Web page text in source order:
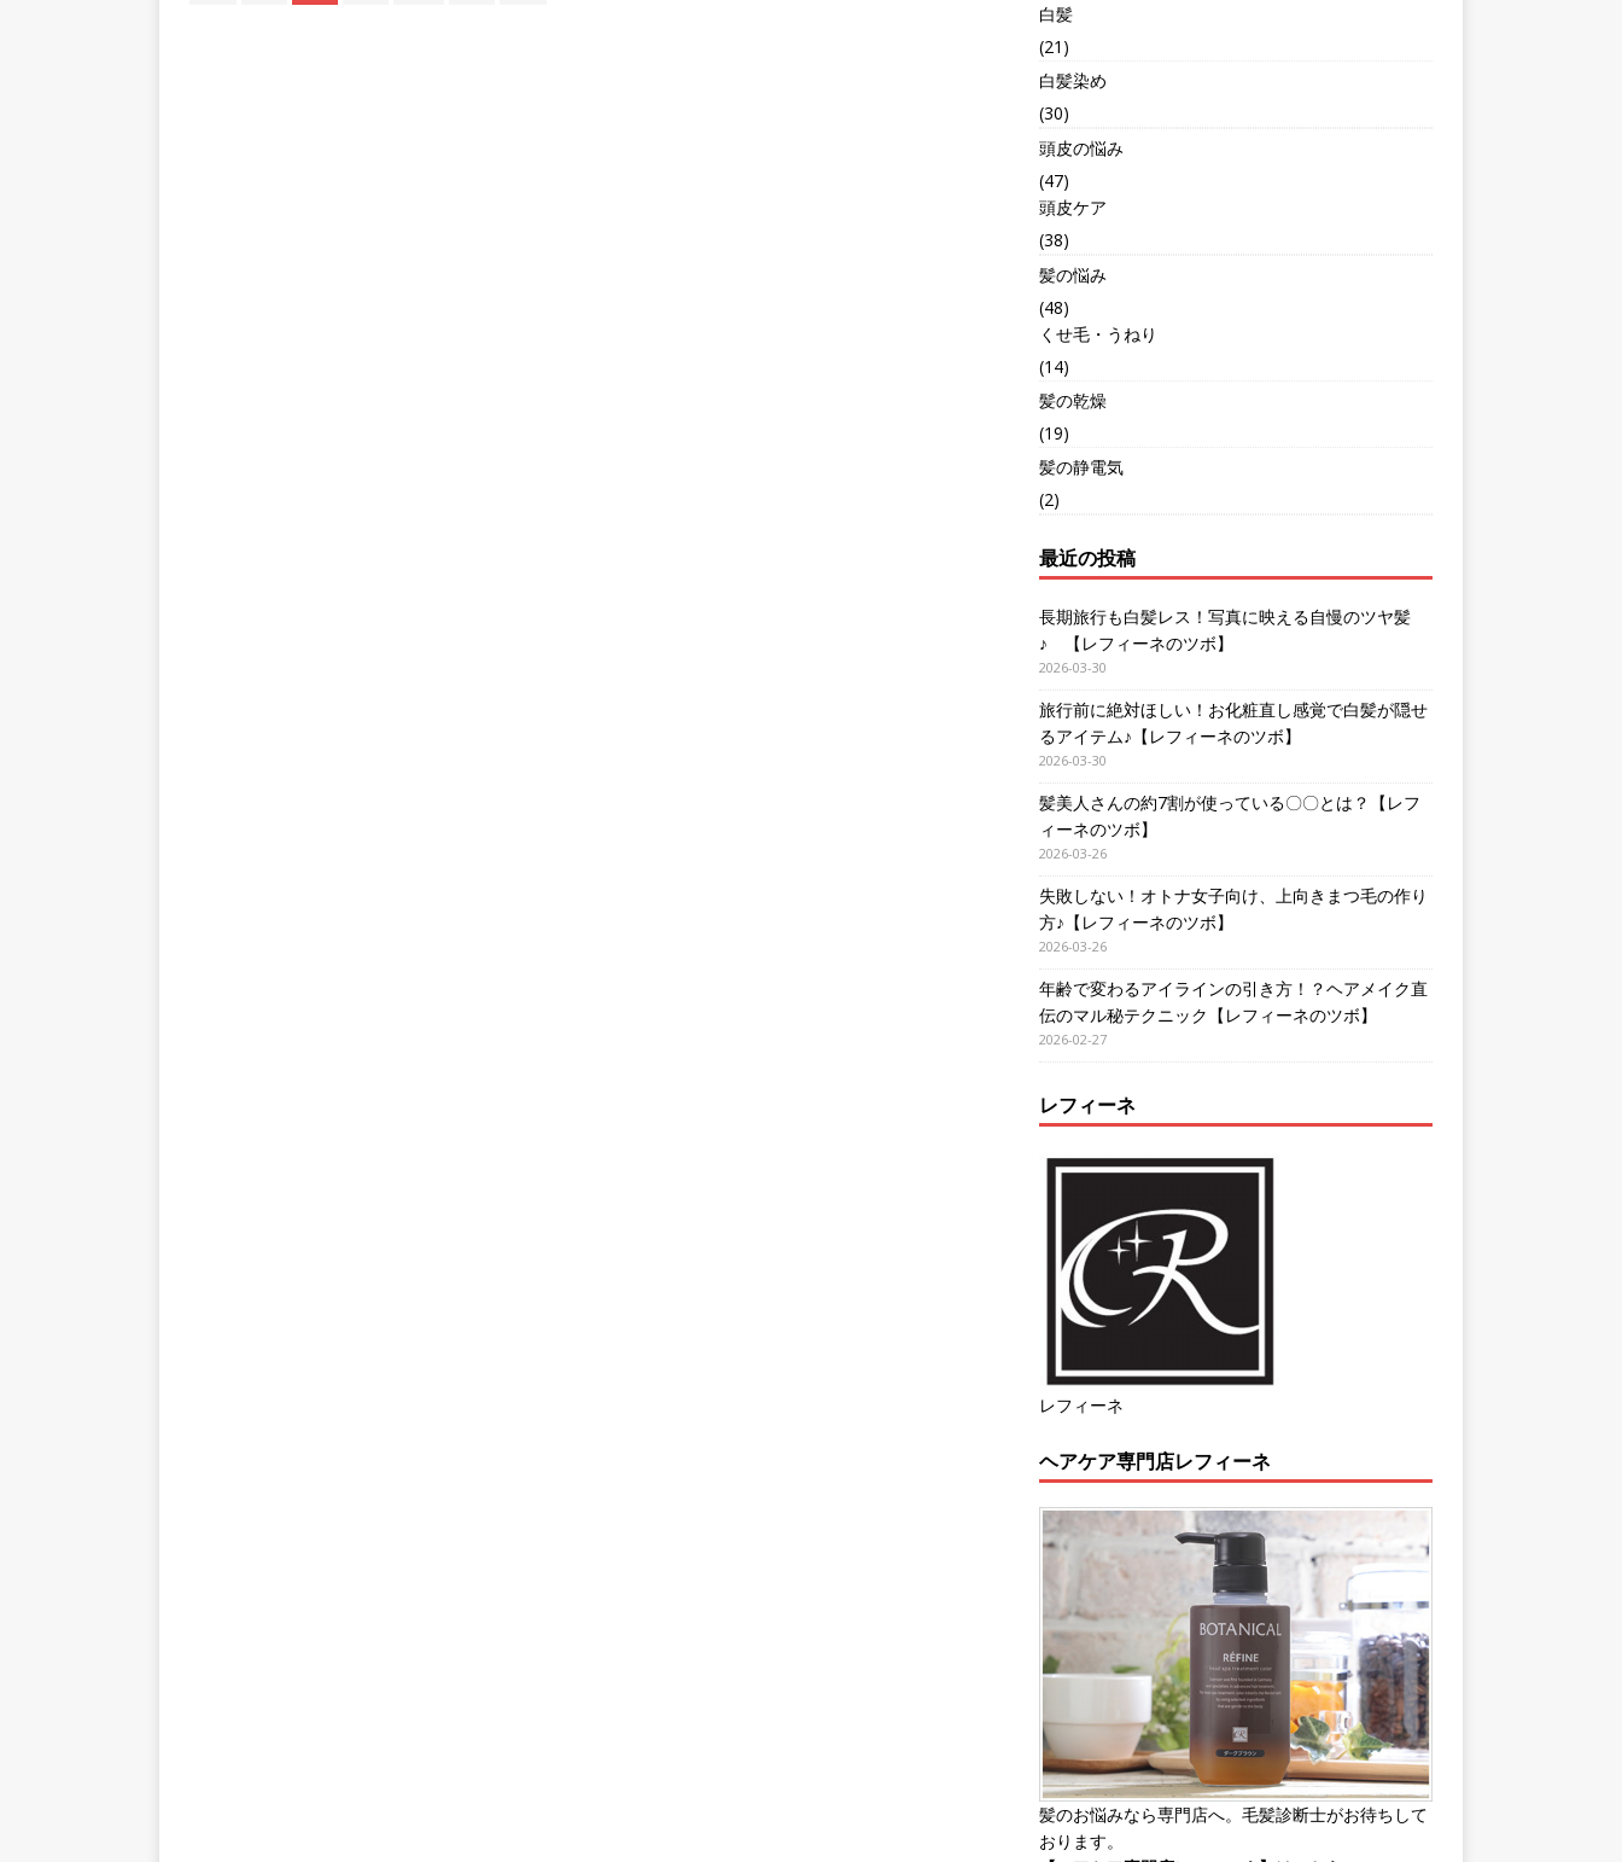
白髪
(21)
白髪染め
(30)
頭皮の悩み
(47)
頭皮ケア
(38)
髪の悩み
(48)
くせ毛・うねり
(14)
髪の乾燥
(19)
髪の静電気
(2)
最近の投稿
長期旅行も白髪レス！写真に映える自慢のツヤ髪
♪ 【レフィーネのツボ】
2026-03-30
旅行前に絶対ほしい！お化粧直し感覚で白髪が隠せ
るアイテム♪【レフィーネのツボ】
2026-03-30
髪美人さんの約7割が使っている〇〇とは？【レフ
ィーネのツボ】
2026-03-26
失敗しない！オトナ女子向け、上向きまつ毛の作り
方♪【レフィーネのツボ】
2026-03-26
年齢で変わるアイラインの引き方！？ヘアメイク直
伝のマル秘テクニック【レフィーネのツボ】
2026-02-27
レフィーネ
レフィーネ
ヘアケア専門店レフィーネ
髪のお悩みなら専門店へ。毛髪診断士がお待ちして
おります。